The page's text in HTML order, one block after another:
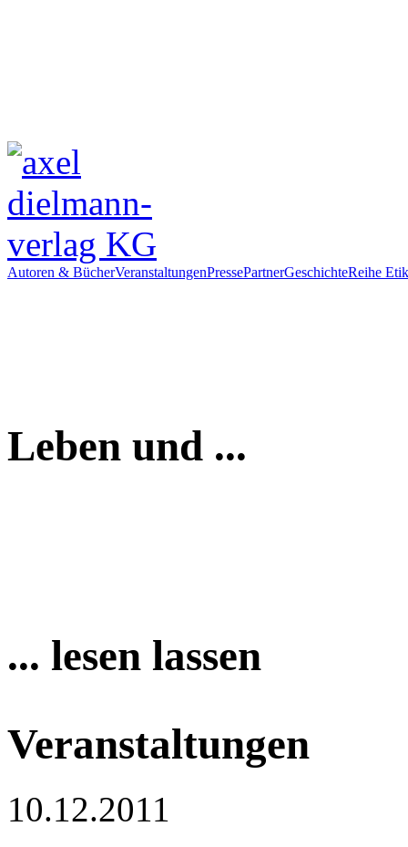
Autoren & BücherVeranstaltungenPressePartnerGeschichteReihe
Leben und ...
... lesen lassen
Veranstaltungen
10.12.2011